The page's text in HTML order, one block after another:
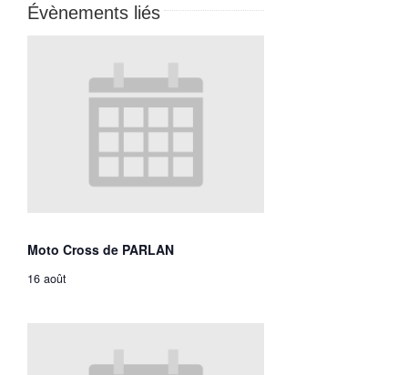
Évènements liés
Moto Cross de PARLAN
16 août